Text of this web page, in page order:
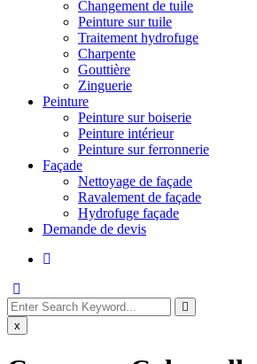
Changement de tuile
Peinture sur tuile
Traitement hydrofuge
Charpente
Gouttière
Zinguerie
Peinture
Peinture sur boiserie
Peinture intérieur
Peinture sur ferronnerie
Façade
Nettoyage de façade
Ravalement de façade
Hydrofuge façade
Demande de devis
x